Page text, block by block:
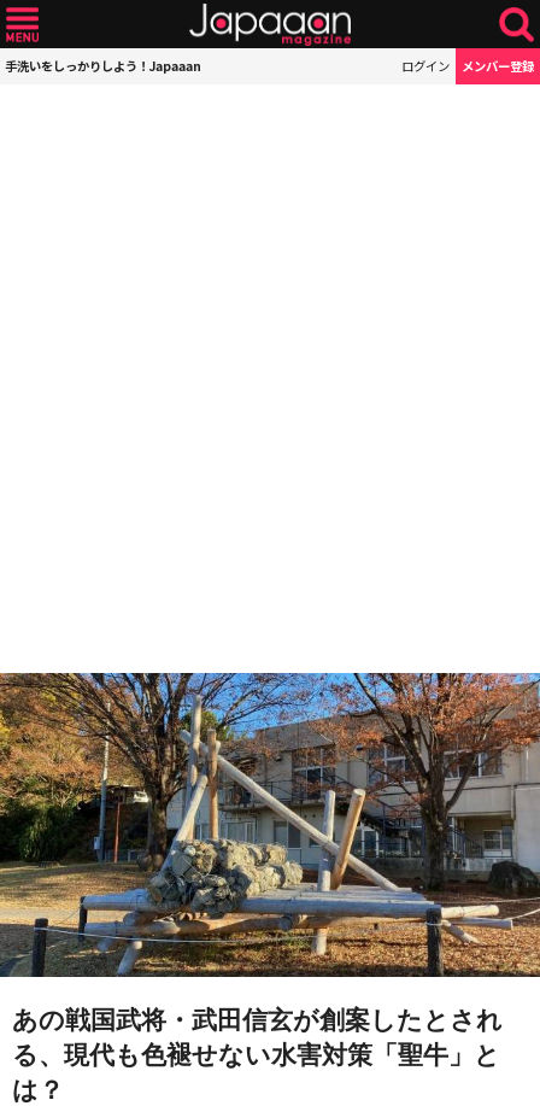
手洗いをしっかりしよう！Japaaan ログイン メンバー登録
あの戦国武将・武田信玄が創案したとされ
る、現代も色褪せない水害対策「聖牛」と
は？